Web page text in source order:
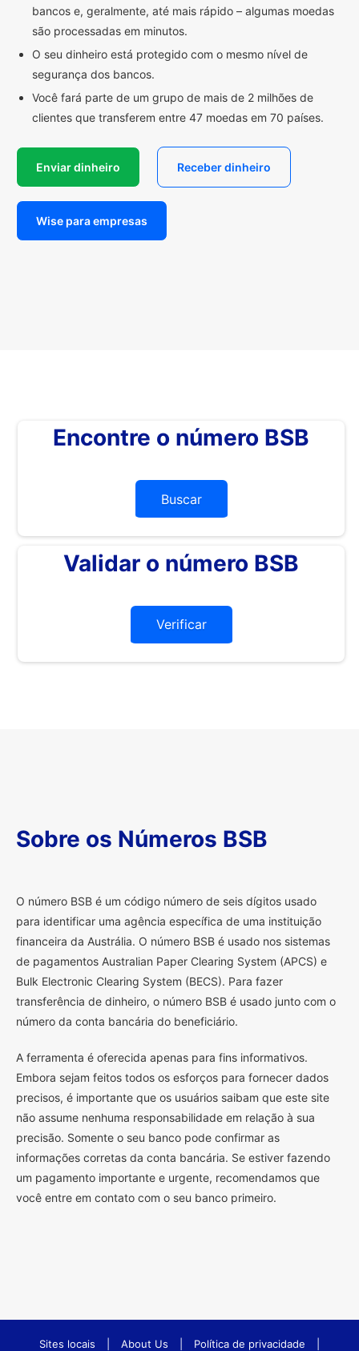
bancos e, geralmente, até mais rápido – algumas moedas
são processadas em minutos.
O seu dinheiro está protegido com o mesmo nível de
segurança dos bancos.
Você fará parte de um grupo de mais de 2 milhões de
clientes que transferem entre 47 moedas em 70 países.
Enviar dinheiro Receber dinheiro
Wise para empresas
Encontre o número BSB
Buscar
Validar o número BSB
Verificar
Sobre os Números BSB
O número BSB é um código número de seis dígitos usado
para identificar uma agência específica de uma instituição
financeira da Austrália. O número BSB é usado nos sistemas
de pagamentos Australian Paper Clearing System (APCS) e
Bulk Electronic Clearing System (BECS). Para fazer
transferência de dinheiro, o número BSB é usado junto com o
número da conta bancária do beneficiário.
A ferramenta é oferecida apenas para fins informativos.
Embora sejam feitos todos os esforços para fornecer dados
precisos, é importante que os usuários saibam que este site
não assume nenhuma responsabilidade em relação à sua
precisão. Somente o seu banco pode confirmar as
informações corretas da conta bancária. Se estiver fazendo
um pagamento importante e urgente, recomendamos que
você entre em contato com o seu banco primeiro.
Sites locais About Us Política de privacidade